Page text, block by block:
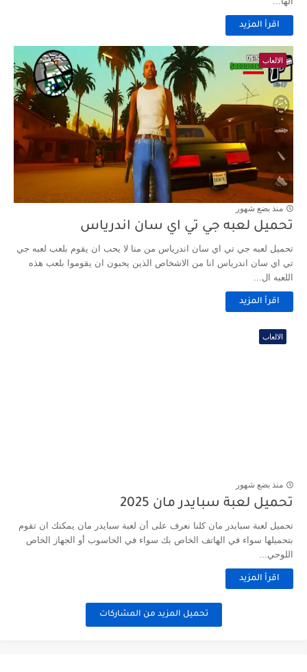
اقرأ المزيد
الالعاب
منذ بضع شهور
تحميل لعبه جي تي اي سان اندرياس
تحميل لعبه جي تي اي سان اندرياس من منا لا يحب ان يقوم بلعب لعبه جي
تي اي سان اندرياس انا من الاشخاص الذين يحبون ان يقوموا بلعب هذه
اللعبه ال...
اقرأ المزيد
الالعاب
منذ بضع شهور
تحميل لعبة سبايدر مان 2025
تحميل لعبة سبايدر مان كلنا نعرف على أن لعبة سبايدر مان يمكنك ان تقوم
بتحميلها سواء في الهاتف الخاص بك سواء في الحاسوب أو الجهاز الخاص
اللوحي...
اقرأ المزيد
تحميل المزيد من المشاركات